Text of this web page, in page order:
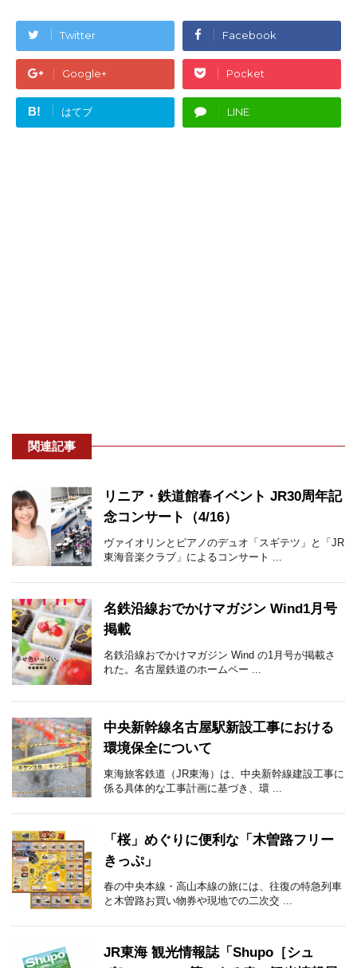
Twitter Facebook
Google+ Pocket
B! はてブ LINE
関連記事
リニア・鉄道館春イベント JR30周年記
念コンサート（4/16）
ヴァイオリンとピアノのデュオ「スギテツ」と「JR
東海音楽クラブ」によるコンサート ...
名鉄沿線おでかけマガジン Wind1月号
掲載
名鉄沿線おでかけマガジン Wind の1月号が掲載さ
れた。名古屋鉄道のホームペー ...
中央新幹線名古屋駅新設工事における
環境保全について
東海旅客鉄道（JR東海）は、中央新幹線建設工事に
係る具体的な工事計画に基づき、環 ...
「桜」めぐりに便利な「木曽路フリー
きっぷ」
春の中央本線・高山本線の旅には、往復の特急列車
と木曽路お買い物券や現地での二次交 ...
JR東海 観光情報誌「Shupo［シュ